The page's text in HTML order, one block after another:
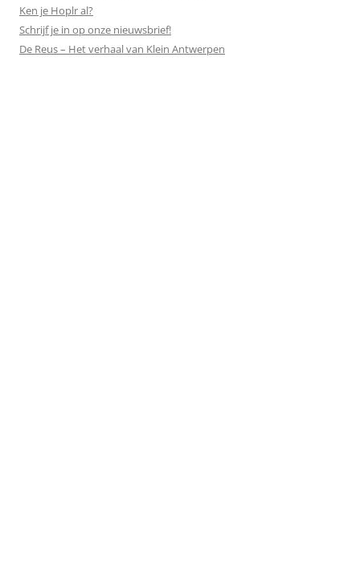
Ken je Hoplr al?
Schrijf je in op onze nieuwsbrief!
De Reus – Het verhaal van Klein Antwerpen